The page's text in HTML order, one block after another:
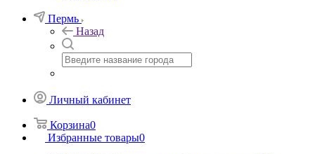
Пермь
Назад
Личный кабинет
Корзина0
Избранные товары0